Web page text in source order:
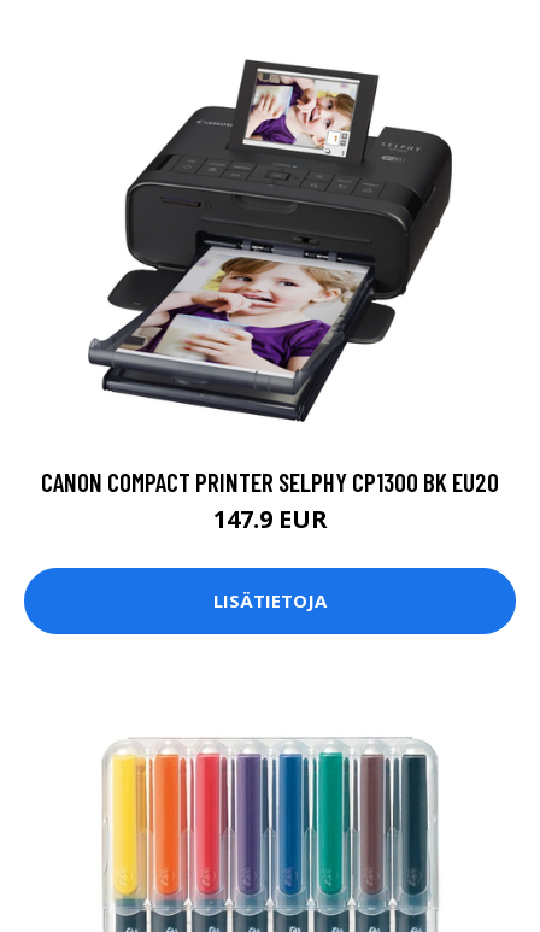
CANON COMPACT PRINTER SELPHY CP1300 BK EU20
147.9 EUR
LISÄTIETOJA